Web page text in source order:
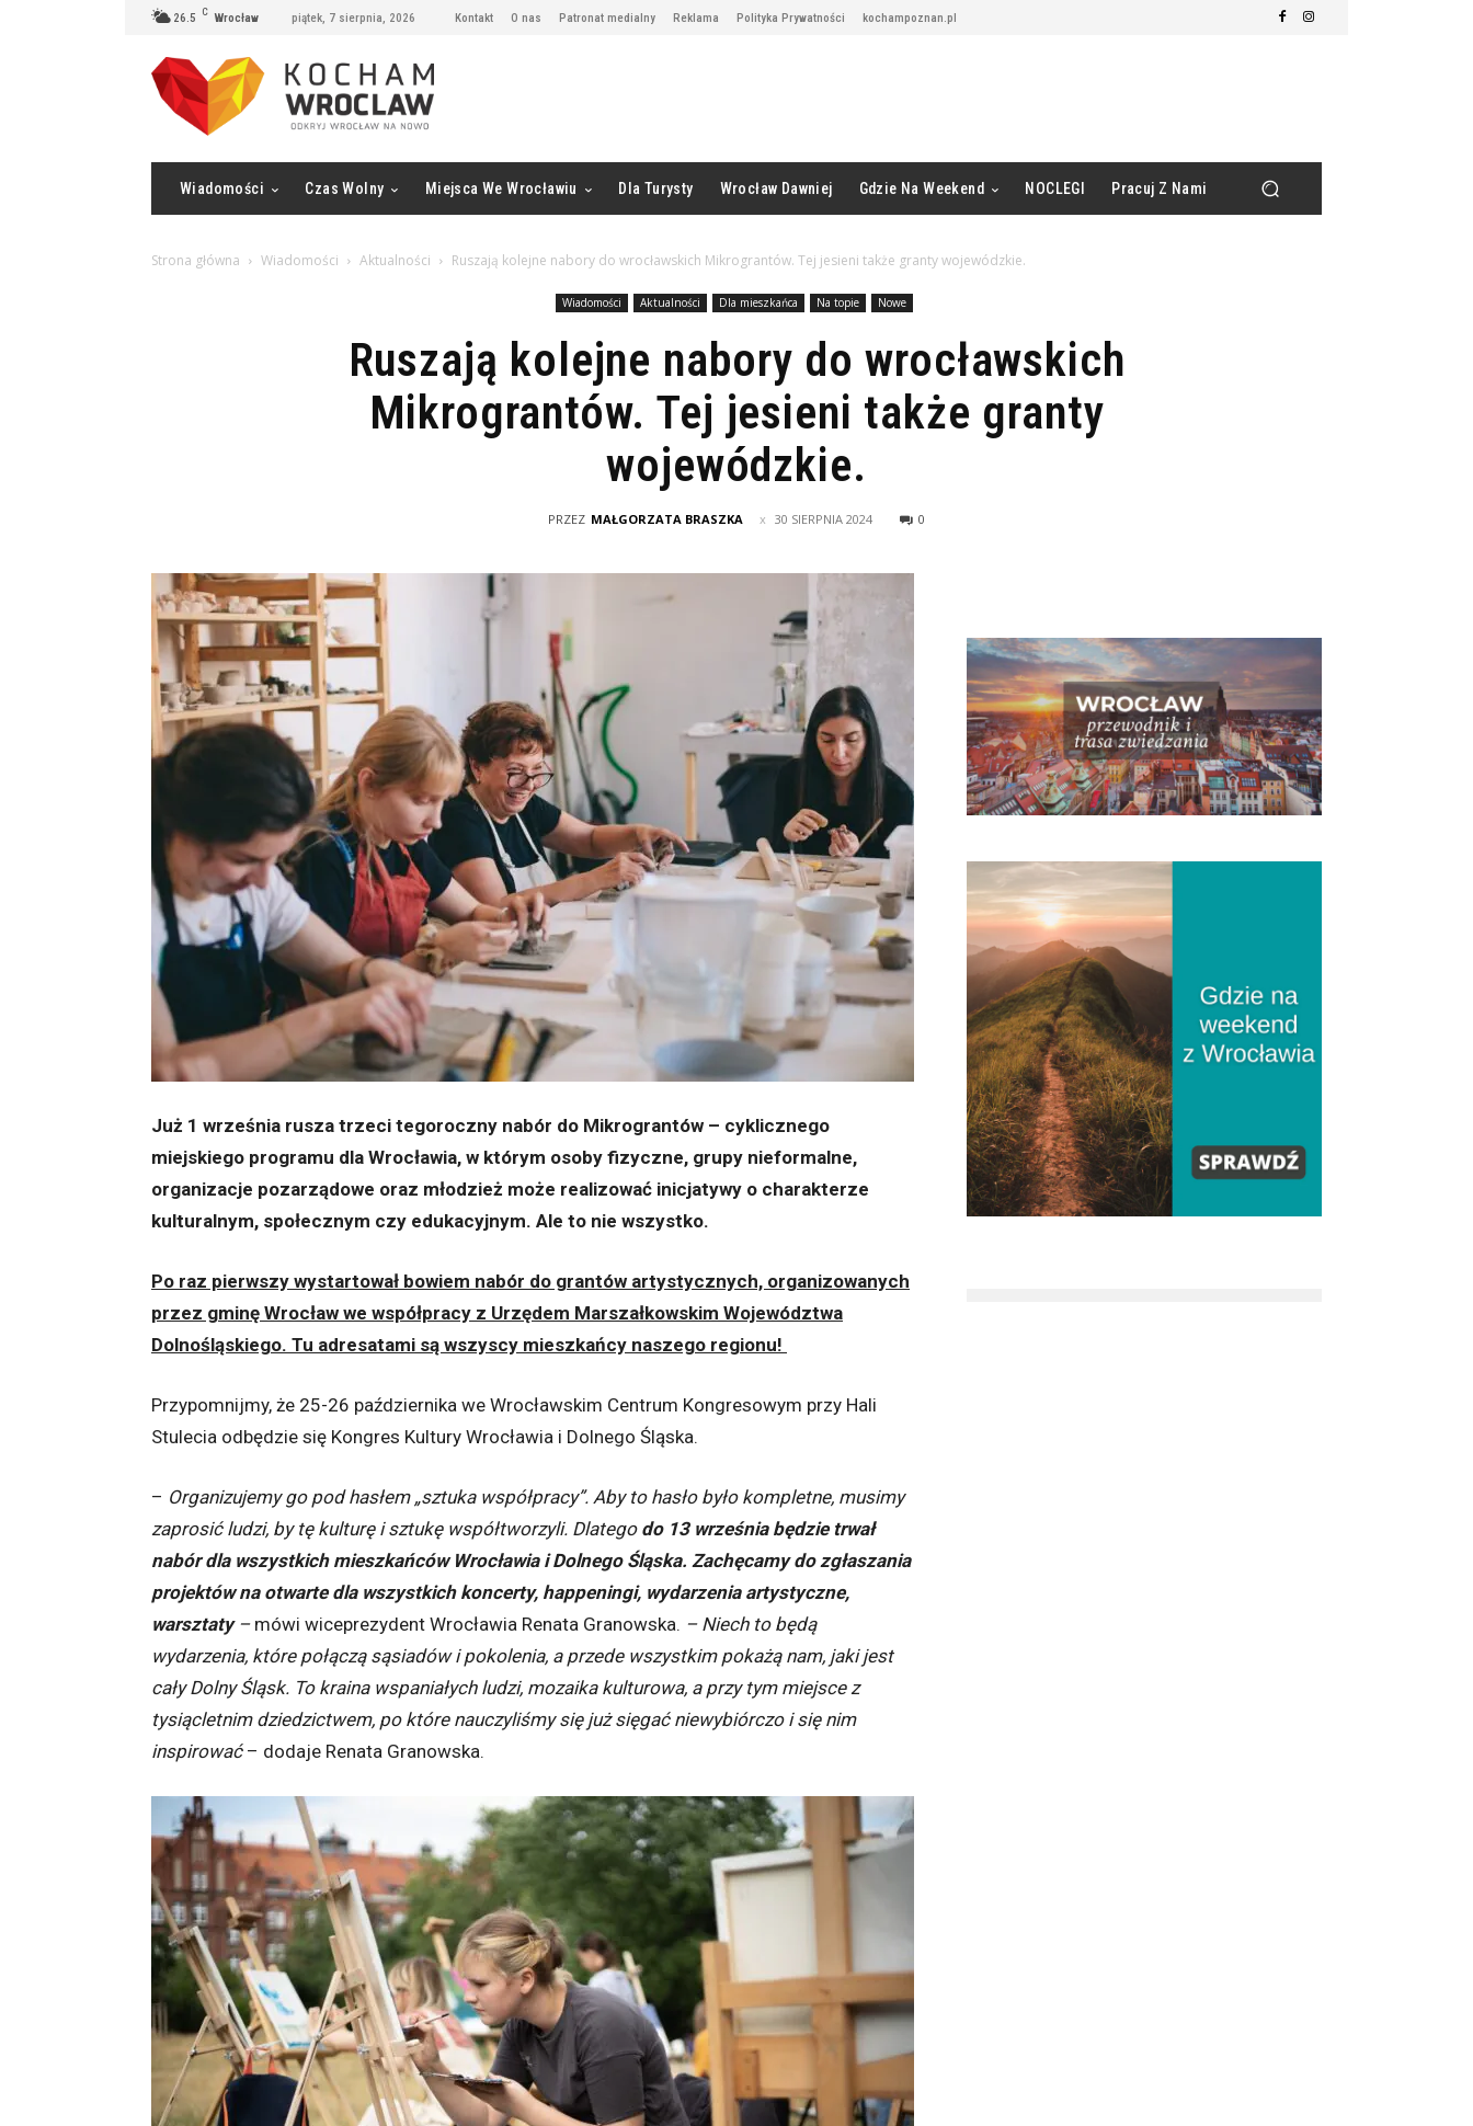
26.5 C Wrocław piątek, 7 sierpnia, 2026 Kontakt O nas Patronat medialny Reklama Polityka Prywatności kochampoznan.pl
Wiadomości Czas Wolny Miejsca We Wrocławiu Dla Turysty Wrocław Dawniej Gdzie Na Weekend NOCLEGI Pracuj Z Nami
Strona główna Wiadomości Aktualności Ruszają kolejne nabory do wrocławskich Mikrograntów. Tej jesieni także granty wojewódzkie.
Wiadomości Aktualności Dla mieszkańca Na topie Nowe
Ruszają kolejne nabory do wrocławskich
Mikrograntów. Tej jesieni także granty
wojewódzkie.
PRZEZ MAŁGORZATA BRASZKA 30 SIERPNIA 2024 0
Już 1 września rusza trzeci tegoroczny nabór do Mikrograntów – cyklicznego
miejskiego programu dla Wrocławia, w którym osoby fizyczne, grupy nieformalne,
organizacje pozarządowe oraz młodzież może realizować inicjatywy o charakterze
kulturalnym, społecznym czy edukacyjnym. Ale to nie wszystko.
Po raz pierwszy wystartował bowiem nabór do grantów artystycznych, organizowanych
przez gminę Wrocław we współpracy z Urzędem Marszałkowskim Województwa
Dolnośląskiego. Tu adresatami są wszyscy mieszkańcy naszego regionu!
Przypomnijmy, że 25-26 października we Wrocławskim Centrum Kongresowym przy Hali
Stulecia odbędzie się Kongres Kultury Wrocławia i Dolnego Śląska.
– Organizujemy go pod hasłem „sztuka współpracy”. Aby to hasło było kompletne, musimy
zaprosić ludzi, by tę kulturę i sztukę współtworzyli. Dlatego do 13 września będzie trwał
nabór dla wszystkich mieszkańców Wrocławia i Dolnego Śląska. Zachęcamy do zgłaszania
projektów na otwarte dla wszystkich koncerty, happeningi, wydarzenia artystyczne,
warsztaty– mówi wiceprezydent Wrocławia Renata Granowska. – Niech to będą
wydarzenia, które połączą sąsiadów i pokolenia, a przede wszystkim pokażą nam, jaki jest
cały Dolny Śląsk. To kraina wspaniałych ludzi, mozaika kulturowa, a przy tym miejsce z
tysiącletnim dziedzictwem, po które nauczyliśmy się już sięgać niewybiórczo i się nim
inspirować– dodaje Renata Granowska.